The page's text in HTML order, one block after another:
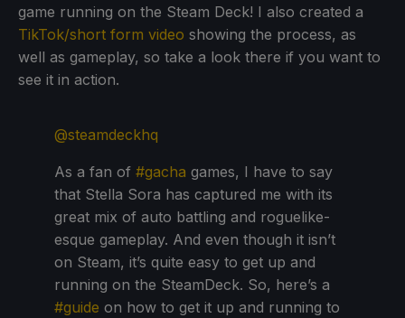
game running on the Steam Deck! I also created a
TikTok/short form video showing the process, as
well as gameplay, so take a look there if you want to
see it in action.
@steamdeckhq
As a fan of #gacha games, I have to say
that Stella Sora has captured me with its
great mix of auto battling and roguelike-
esque gameplay. And even though it isn’t
on Steam, it’s quite easy to get up and
running on the SteamDeck. So, here’s a
#guide on how to get it up and running to